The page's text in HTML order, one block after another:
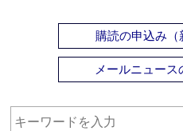
購読の申込み（
メールニュース